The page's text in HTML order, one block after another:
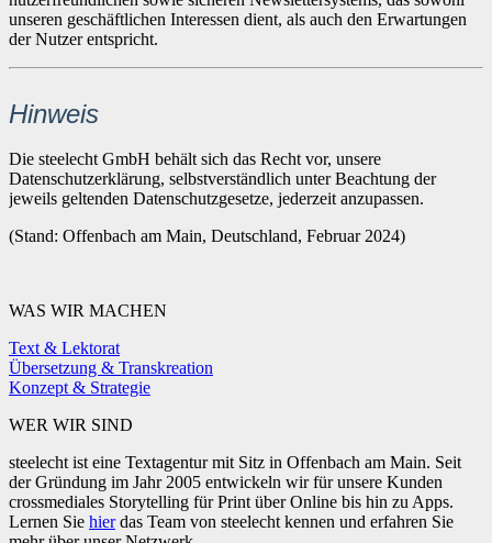
unseren geschäftlichen Interessen dient, als auch den Erwartungen
der Nutzer entspricht.
Hinweis
Die steelecht GmbH behält sich das Recht vor, unsere
Datenschutzerklärung, selbstverständlich unter Beachtung der
jeweils geltenden Datenschutzgesetze, jederzeit anzupassen.
(Stand: Offenbach am Main, Deutschland, Februar 2024)
WAS WIR MACHEN
Text & Lektorat
Übersetzung & Transkreation
Konzept & Strategie
WER WIR SIND
steelecht ist eine Textagentur mit Sitz in Offenbach am Main. Seit
der Gründung im Jahr 2005 entwickeln wir für unsere Kunden
crossmediales Storytelling für Print über Online bis hin zu Apps.
Lernen Sie hierdas Team von steelecht kennen und erfahren Sie